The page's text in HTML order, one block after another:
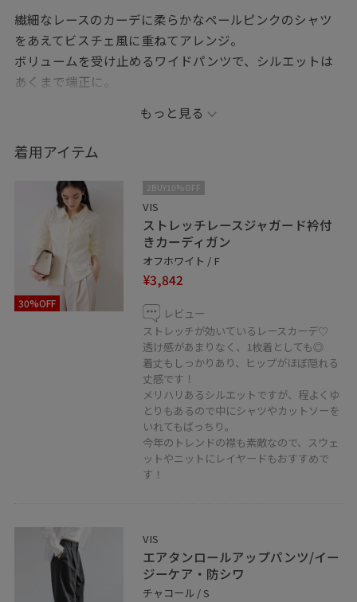
繊細なレースのカーデに柔らかなペールピンクのシャツ
をあえてビスチェ風に重ねてアレンジ。
ボリュームを受け止めるワイドパンツで、シルエットは
あくまで端正に。
※記載のないアイテムは私物になります。
お気に入りのショップ、スタッフ、スタイリングを♡を
タップして保存していただけます♩
《お気に入り》からすぐにご覧いただけますのでとても
便利！
日々スタイリングをUPしているので、
フォロー頂けると嬉しいです♡
◾️LINEで京都藤井大丸スタッフに相談は
【友だち追加】をタップをして下さい☺︎
もっと見る
着用アイテム
30%OFF
2BUY10%OFF
VIS
ストレッチレースジャガード衿付
きカーディガン
オフホワイト / F
¥3,842
レビュー
ストレッチが効いているレースカーデ♡
透け感があまりなく、1枚着としても◎
着丈もしっかりあり、ヒップがほぼ隠れる
丈感です！
メリハリあるシルエットですが、程よくゆ
とりもあるので中にシャツやカットソーを
いれてもばっちり。
今年のトレンドの襟も素敵なので、スウェ
ットやニットにレイヤードもおすすめで
す！
VIS
エアタンロールアップパンツ/イー
ジーケア・防シワ
チャコール / S